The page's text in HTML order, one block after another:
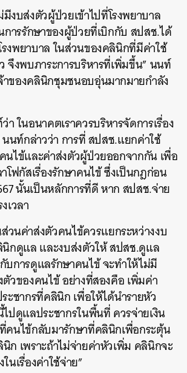
มีงบส่งตัวผู้ป่วยเข้าไปที่โรงพยาบาล
การรักษาของผู้ป่วยที่เบิกกับ สปสช.ได้
งพยาบาล ในส่วนของคลินิกที่มีค่าใช้
จึงพบภาระการบริหารที่เพิ่มขึ้น” นนท์
ของคลินิกชุมชนอบอุ่นมากมายกำลัง
า ในอนาคตเราควรบริหารจัดการเรื่อง
นนท์กล่าวว่า การที่ สปสช.แยกค่าใช้
นไข้และค่าส่งตัวผู้ป่วยออกจากกัน เพื่อ
โฟกัสเรื่องรักษาคนไข้ ซึ่งเป็นกฎก่อน
นั้นเป็นหลักการที่ดี หาก สปสช.จ่าย
เวลา
วนค่าส่งตัวคนไข้ควรแยกระหว่างงบ
นิกดูแล และงบส่งตัวให้ สปสช.ดูแล
บการดูแลรักษาคนไข้ จะทำให้ไม่มี
วของคนไข้ อย่างที่สองคือ เพิ่มค่า
ะชากรที่คลินิก เพื่อให้ได้นำรายหัว
ปดูแลประชากรในพื้นที่ ควรจ่ายเงิน
คนไข้กลับมารักษาที่คลินิกเพื่อกระตุ้น
ก เพราะถ้าไม่จ่ายค่าหัวเพิ่ม คลินิกจะ
นเรื่องค่าใช้จ่าย”